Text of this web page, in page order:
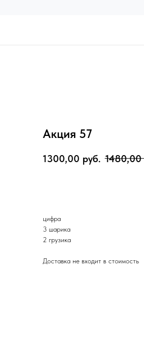
Акция 57
1300,00 руб. 1480,00
цифра
3 шарика
2 грузика
Доставка не входит в стоимость